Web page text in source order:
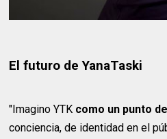
El futuro de YanaTaski
"Imagino YTK como un punto
conciencia, de identidad en el